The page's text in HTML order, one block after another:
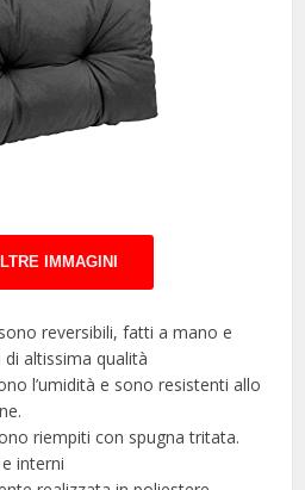
IMMAGINI
reversibili, fatti a mano e
altissima qualità
l’umidità e sono resistenti allo
riempiti con spugna tritata.
interni